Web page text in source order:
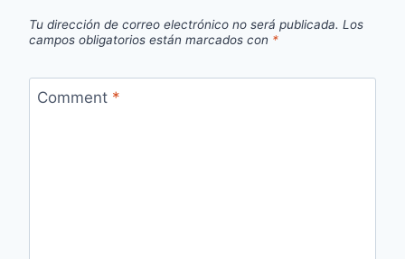
Tu dirección de correo electrónico no será publicada. Los
campos obligatorios están marcados con *
Comment *